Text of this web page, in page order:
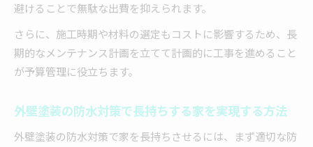
避けることで無駄な出費を抑えられます。
さらに、施工時期や材料の選定もコストに影響するため、長
期的なメンテナンス計画を立てて計画的に工事を進めること
が予算管理に役立ちます。
外壁塗装の防水対策で長持ちする家を実現する方法
外壁塗装の防水対策で家を長持ちさせるには、まず適切な防